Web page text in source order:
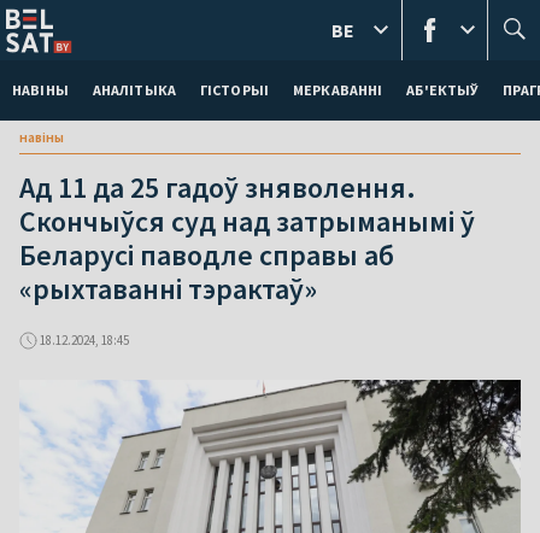
НАВІНЫ АНАЛІТЫКА ГІСТОРЫІ МЕРКАВАННI АБ'ЕКТЫЎ
BE
навіны
Ад 11 да 25 гадоў зняволення.
Скончыўся суд над затрыманымі ў
Беларусі паводле справы аб
«рыхтаванні тэрактаў»
18.12.2024, 18:45